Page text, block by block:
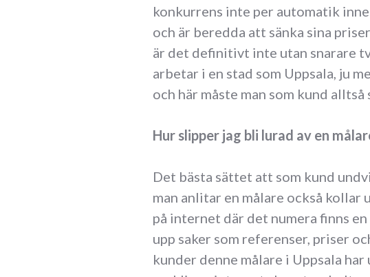
konkurrens inte per automatik
och är beredda att sänka sina
är det definitivt inte utan snarare
arbetar i en stad som Uppsala, ju
och här måste man som kund alltså
Hur slipper jag bli lurad av en
Det bästa sättet att som kund
man anlitar en målare också kollar
på internet där det numera finns
upp saker som referenser, priser
kunder denne målare i Uppsala